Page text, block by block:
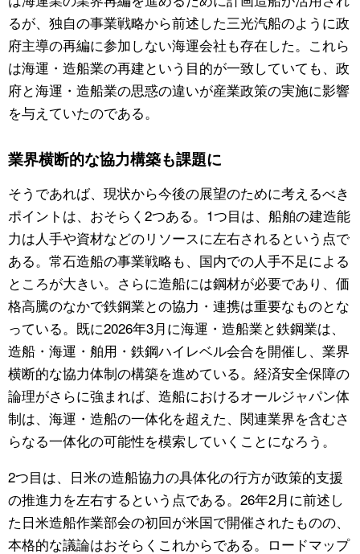
るが、独自の事業戦略から前述した三光汽船のように政
府主導の再編に参加しない海運会社も存在した。これら
は海運・造船業の再建という目的が一致していても、政
府と海運・造船業の思惑の違いが産業政策の実施に影響
を与えていたのである。
業界横断的な協力構築も課題に
そうであれば、現状から今後の展望のために考えるべき
ポイントは、おそらく2つある。1つ目は、船舶の建造能
力は人手や資材などのリソースに左右されるという点で
ある。常石造船の事業戦略も、国内での人手不足による
ところが大きい。さらに造船には鋼材が必要であり、価
格高騰のなかで鉄鋼業との協力・連携は重要なものとな
っている。既に2026年3月に海運・造船業と鉄鋼業は、
造船・海運・舶用・鉄鋼ハイレベル会合を開催し、業界
横断的な協力体制の構築を進めている。経済安全保障の
論理がさらに強まれば、造船におけるオールジャパン体
制は、海運・造船の一体化を超えた、関連業界を含むさ
らなる一体化の可能性を模索していくことになろう。
2つ目は、日米の造船協力の具体化の行方が政策的支援
の推進力を左右するという点である。26年2月に前述し
た日米造船作業部会の初回が米国で開催されたものの、
本格的な議論はおそらくこれからである。ロードマップ